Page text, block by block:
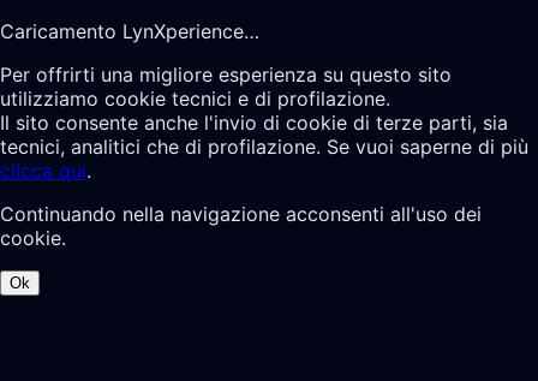
Caricamento LynXperience…
Per offrirti una migliore esperienza su questo sito
utilizziamo cookie tecnici e di profilazione.
Il sito consente anche l'invio di cookie di terze parti, sia
tecnici, analitici che di profilazione. Se vuoi saperne di più
clicca qui.
Continuando nella navigazione acconsenti all'uso dei
cookie.
Ok